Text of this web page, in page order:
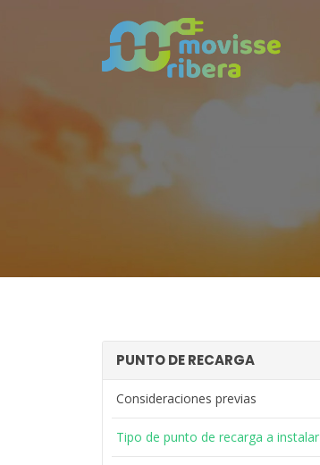
PUNTO DE RECARGA
Consideraciones previas
Tipo de punto de recarga a instalar